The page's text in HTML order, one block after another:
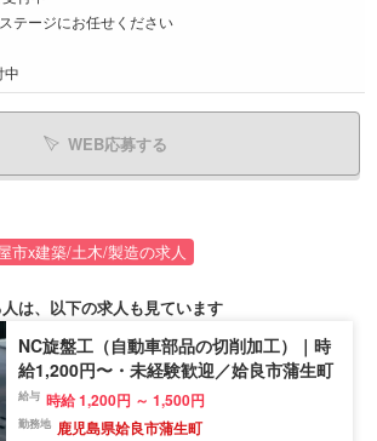
テージにお任せください
中
WEB応募する
市x建築/土木/製造の求人
は、以下の求人も見ています
NC旋盤工（自動車部品の切削加工）｜時
給1,200円〜・未経験歓迎／姶良市蒲生町
給与 時給 1,200円 ～ 1,500円
勤務地 鹿児島県姶良市蒲生町